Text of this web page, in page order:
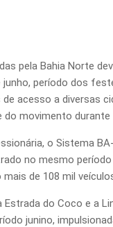
pela Bahia Norte
período dos
acesso a diversas
do movimento
o Sistema
no mesmo
de 108 mil
Estrada do Coco e a
junino,